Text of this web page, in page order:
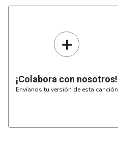
+
¡Colabora con nosotros!
Envíanos tu versión de esta canción